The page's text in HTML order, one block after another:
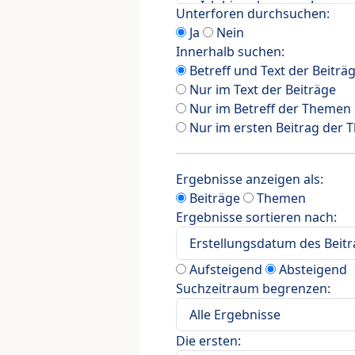
Unterforen durchsuchen:
Ja
Nein
Innerhalb suchen:
Betreff und Text der
Nur im Text der Beiträge
Nur im Betreff der Themen
Nur im ersten Beitrag der
Ergebnisse anzeigen als:
Beiträge
Themen
Ergebnisse sortieren nach:
Aufsteigend
Absteigend
Suchzeitraum begrenzen:
Die ersten: